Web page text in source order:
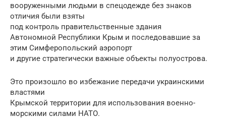
вооруженными людьми в спецодежде без знаков
отличия были взяты
под контроль правительственные здания
Автономной Республики Крым и последовавшие за
этим Симферопольский аэропорт
и другие стратегически важные объекты полуострова.
Это произошло во избежание передачи украинскими
властями
Крымской территории для использования военно-
морскими силами НАТО.